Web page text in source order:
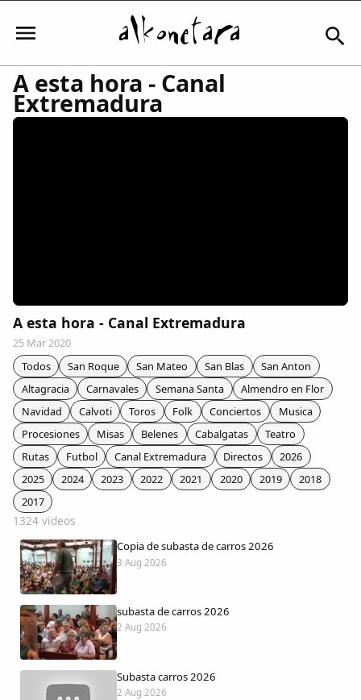
Iniciar sesión
Comunidad
Colaboradores
AlkoTV
Biblioteca
Periódico Alconétar
Foros
Idiosincrasia
Diccionario
Traductor
A esta hora - Canal
Extremadura
A esta hora - Canal Extremadura
25 Mar 2020
Todos
San Roque San Mateo San Blas
San Anton
Altagracia
Carnavales Semana Santa
Almendro en Flor
Navidad
Calvoti Toros Folk Conciertos
Musica
Procesiones
Misas Belenes Cabalgatas
Teatro
Rutas
Futbol Canal Extremadura Directos
2026
2025
2024 2023 2022 2021 2020 2019
2018
2017
1324 videos
Copia de subasta de carros 2026
3 Aug 2026
subasta de carros 2026
2 Aug 2026
Subasta carros 2026
2 Aug 2026